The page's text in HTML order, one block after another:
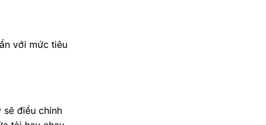
với mức tiêu
điều chính